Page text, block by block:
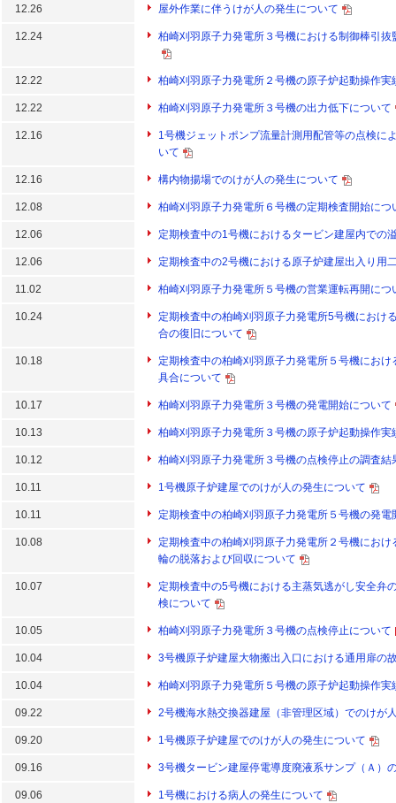
12.26 屋外作業に伴うけが人の発生について
12.24 柏崎刈羽原子力発電所３号機における制御棒引
12.22 柏崎刈羽原子力発電所２号機の原子炉起動操作実
12.22 柏崎刈羽原子力発電所３号機の出力低下について
12.16
1号機ジェットポンプ流量計測用配管等の点検に
いて
12.16 構内物揚場でのけが人の発生について
12.08 柏崎刈羽原子力発電所６号機の定期検査開始につ
12.06 定期検査中の1号機におけるタービン建屋内での
12.06 定期検査中の2号機における原子炉建屋出入り用
11.02 柏崎刈羽原子力発電所５号機の営業運転再開につ
10.24
定期検査中の柏崎刈羽原子力発電所5号機におけ
合の復旧について
10.18
定期検査中の柏崎刈羽原子力発電所５号機にお
具合について
10.17 柏崎刈羽原子力発電所３号機の発電開始について
10.13 柏崎刈羽原子力発電所３号機の原子炉起動操作実
10.12 柏崎刈羽原子力発電所３号機の点検停止の調査結
10.11 1号機原子炉建屋でのけが人の発生について
10.11 定期検査中の柏崎刈羽原子力発電所５号機の発電
10.08
定期検査中の柏崎刈羽原子力発電所２号機にお
輪の脱落および回収について
10.07
定期検査中の5号機における主蒸気逃がし安全弁
検について
10.05 柏崎刈羽原子力発電所３号機の点検停止について
10.04 3号機原子炉建屋大物搬出入口における通用扉の
10.04 柏崎刈羽原子力発電所５号機の原子炉起動操作実
09.22 2号機海水熱交換器建屋（非管理区域）でのけが
09.20 1号機原子炉建屋でのけが人の発生について
09.16 3号機タービン建屋停電導度廃液系サンプ（Ａ）
09.06 1号機における病人の発生について